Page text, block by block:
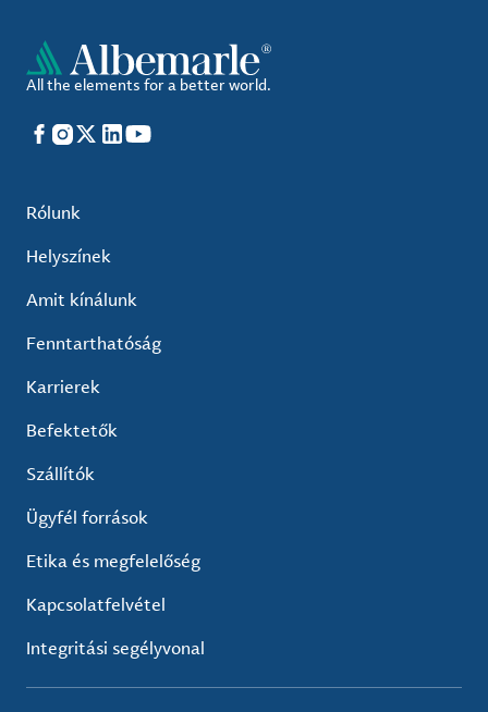
All the elements for a better world.
Facebook
Instagram
X LinkedIn
YouTube
Rólunk
Helyszínek
Amit kínálunk
Fenntarthatóság
Karrierek
Befektetők
Szállítók
Ügyfél források
Etika és megfelelőség
Kapcsolatfelvétel
Integritási segélyvonal